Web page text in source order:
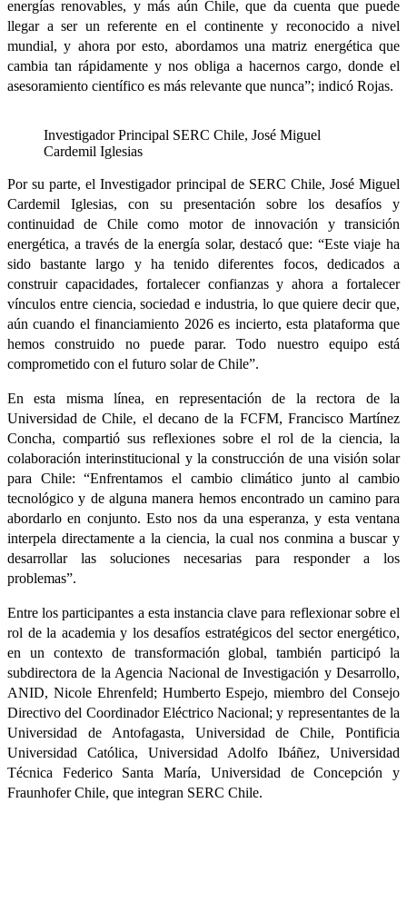
energías renovables, y más aún Chile, que da cuenta que puede
llegar a ser un referente en el continente y reconocido a nivel
mundial, y ahora por esto, abordamos una matriz energética que
cambia tan rápidamente y nos obliga a hacernos cargo, donde el
asesoramiento científico es más relevante que nunca”; indicó Rojas.
Investigador Principal SERC Chile, José Miguel
Cardemil Iglesias
Por su parte, el Investigador principal de SERC Chile, José Miguel
Cardemil Iglesias, con su presentación sobre los desafíos y
continuidad de Chile como motor de innovación y transición
energética, a través de la energía solar, destacó que: “Este viaje ha
sido bastante largo y ha tenido diferentes focos, dedicados a
construir capacidades, fortalecer confianzas y ahora a fortalecer
vínculos entre ciencia, sociedad e industria, lo que quiere decir que,
aún cuando el financiamiento 2026 es incierto, esta plataforma que
hemos construido no puede parar. Todo nuestro equipo está
comprometido con el futuro solar de Chile”.
En esta misma línea, en representación de la rectora de la
Universidad de Chile, el decano de la FCFM, Francisco Martínez
Concha, compartió sus reflexiones sobre el rol de la ciencia, la
colaboración interinstitucional y la construcción de una visión solar
para Chile: “Enfrentamos el cambio climático junto al cambio
tecnológico y de alguna manera hemos encontrado un camino para
abordarlo en conjunto. Esto nos da una esperanza, y esta ventana
interpela directamente a la ciencia, la cual nos conmina a buscar y
desarrollar las soluciones necesarias para responder a los
problemas”.
Entre los participantes a esta instancia clave para reflexionar sobre el
rol de la academia y los desafíos estratégicos del sector energético,
en un contexto de transformación global, también participó la
subdirectora de la Agencia Nacional de Investigación y Desarrollo,
ANID, Nicole Ehrenfeld; Humberto Espejo, miembro del Consejo
Directivo del Coordinador Eléctrico Nacional; y representantes de la
Universidad de Antofagasta, Universidad de Chile, Pontificia
Universidad Católica, Universidad Adolfo Ibáñez, Universidad
Técnica Federico Santa María, Universidad de Concepción y
Fraunhofer Chile, que integran SERC Chile.